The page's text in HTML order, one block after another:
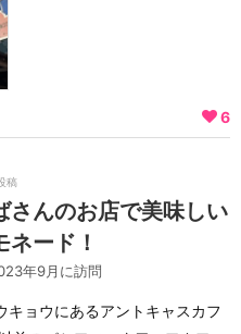
6
稿
さんのお店で美味しい
ード！
年9月に訪問
キョウにあるアントキャスカフ